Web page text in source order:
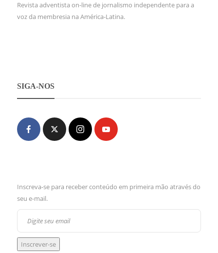
Revista adventista on-line de jornalismo independente para a
voz da membresia na América-Latina.
SIGA-NOS
Inscreva-se para receber conteúdo em primeira mão através do
seu e-mail.